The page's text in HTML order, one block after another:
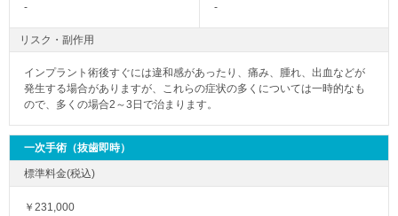
- -
リスク・副作用
インプラント術後すぐには違和感があったり、痛み、腫れ、出血などが
発生する場合がありますが、これらの症状の多くについては一時的なも
ので、多くの場合2～3日で治まります。
一次手術（抜歯即時）
￥231,000